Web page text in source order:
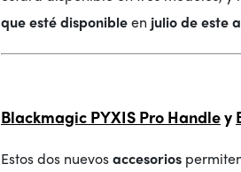
que esté disponibleen julio de este
Blackmagic PYXIS Pro Handley
Estos dos nuevosaccesorios